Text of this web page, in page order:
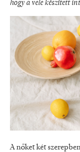
hogy a vele készített
A nőket két